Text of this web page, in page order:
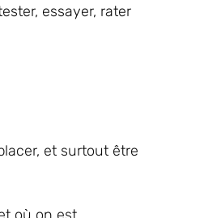
essayer, rater
et surtout être